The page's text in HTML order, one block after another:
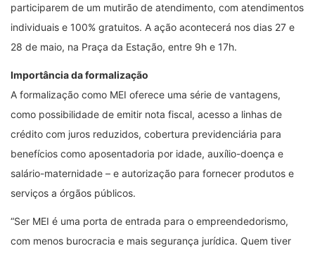
participarem de um mutirão de atendimento, com atendimentos
individuais e 100% gratuitos. A ação acontecerá nos dias 27 e
28 de maio, na Praça da Estação, entre 9h e 17h.
Importância da formalização
A formalização como MEI oferece uma série de vantagens,
como possibilidade de emitir nota fiscal, acesso a linhas de
crédito com juros reduzidos, cobertura previdenciária para
benefícios como aposentadoria por idade, auxílio-doença e
salário-maternidade – e autorização para fornecer produtos e
serviços a órgãos públicos.
“Ser MEI é uma porta de entrada para o empreendedorismo,
com menos burocracia e mais segurança jurídica. Quem tiver